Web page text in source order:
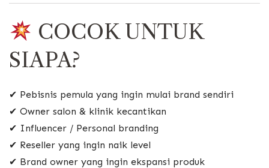
COCOK UNTUK
SIAPA?
✔ Pebisnis pemula yang ingin mulai brand sendiri
✔ Owner salon & klinik kecantikan
✔ Influencer / Personal branding
✔ Reseller yang ingin naik level
✔ Brand owner yang ingin ekspansi produk